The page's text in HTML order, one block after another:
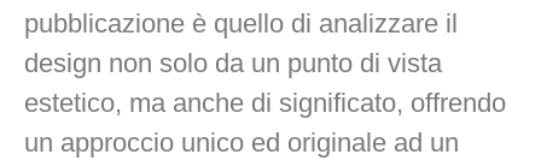
pubblicazione è quello di analizzare il
design non solo da un punto di vista
estetico, ma anche di significato, offrendo
un approccio unico ed originale ad un